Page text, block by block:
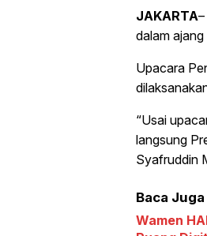
JAKARTA–
dalam ajang
Upacara
“Usai
langsung
Syafruddin
Baca Juga
Wamen